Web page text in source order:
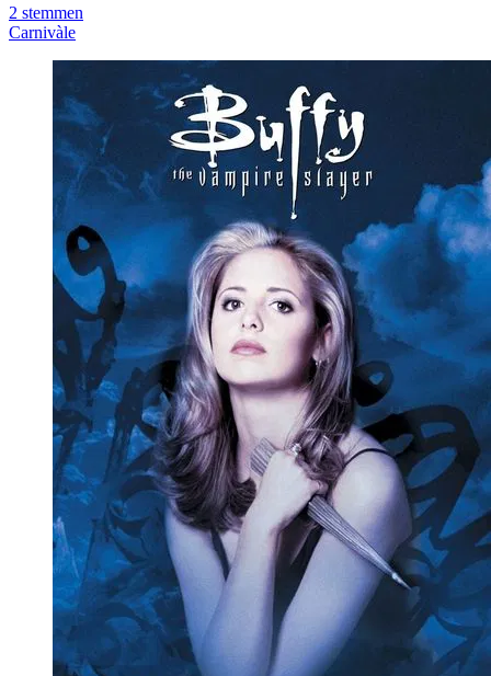
2 stemmen
Carnivàle